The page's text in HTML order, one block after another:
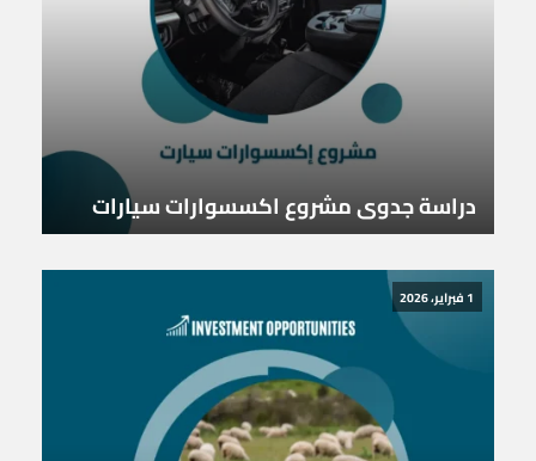
دراسة جدوى مشروع اكسسوارات سيارات
1 فبراير، 2026